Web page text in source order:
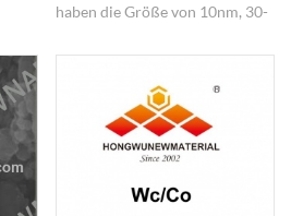
haben die Größe von 10nm, 30-